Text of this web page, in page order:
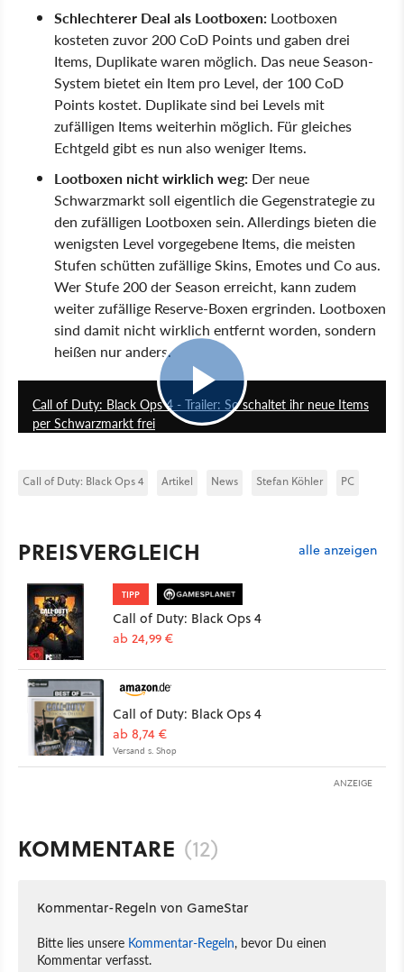
Schlechterer Deal als Lootboxen: Lootboxen
kosteten zuvor 200 CoD Points und gaben drei
Items, Duplikate waren möglich. Das neue Season-
System bietet ein Item pro Level, der 100 CoD
Points kostet. Duplikate sind bei Levels mit
zufälligen Items weiterhin möglich. Für gleiches
Echtgeld gibt es nun also weniger Items.
Lootboxen nicht wirklich weg: Der neue
Schwarzmarkt soll eigentlich die Gegenstrategie zu
den zufälligen Lootboxen sein. Allerdings bieten die
wenigsten Level vorgegebene Items, die meisten
Stufen schütten zufällige Skins, Emotes und Co aus.
Wer Stufe 200 der Season erreicht, kann zudem
weiter zufällige Reserve-Boxen ergrinden. Lootboxen
sind damit nicht wirklich entfernt worden, sondern
heißen nur anders.
Call of Duty: Black Ops 4 - Trailer: So schaltet ihr neue Items
per Schwarzmarkt frei
Call of Duty: Black Ops 4 Artikel News Stefan Köhler PC
PREISVERGLEICH alle anzeigen
TIPP
Call of Duty: Black Ops 4
ab 24,99 €
Call of Duty: Black Ops 4
ab 8,74 €
Versand s. Shop
ANZEIGE
KOMMENTARE (12)
Kommentar-Regeln von GameStar
Bitte lies unsere Kommentar-Regeln, bevor Du einen
Kommentar verfasst.